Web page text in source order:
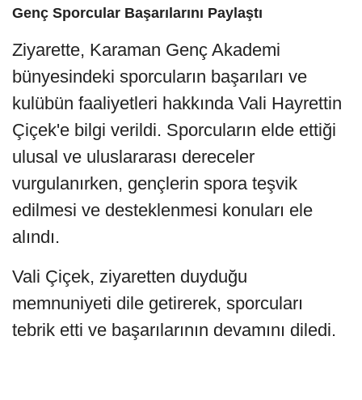
Genç Sporcular Başarılarını Paylaştı
Ziyarette, Karaman Genç Akademi
bünyesindeki sporcuların başarıları ve
kulübün faaliyetleri hakkında Vali Hayrettin
Çiçek'e bilgi verildi. Sporcuların elde ettiği
ulusal ve uluslararası dereceler
vurgulanırken, gençlerin spora teşvik
edilmesi ve desteklenmesi konuları ele
alındı.
Vali Çiçek, ziyaretten duyduğu
memnuniyeti dile getirerek, sporcuları
tebrik etti ve başarılarının devamını diledi.